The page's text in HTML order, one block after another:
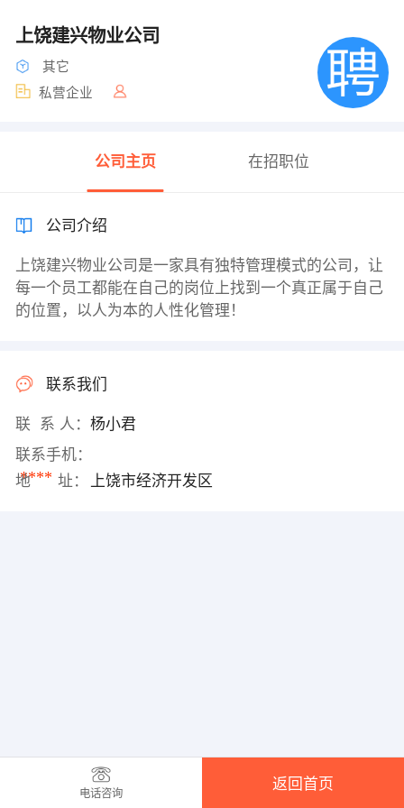
上饶建兴物业公司
其它
私营企业
公司主页 在招职位
公司介绍
上饶建兴物业公司是一家具有独特管理模式的公司，让
每一个员工都能在自己的岗位上找到一个真正属于自己
的位置，以人为本的人性化管理！
联系我们
联 系 人： 杨小君
联系手机：
****
地 址： 上饶市经济开发区
电话咨询
返回首页